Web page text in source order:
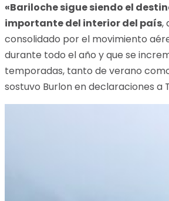
«Bariloche sigue siendo el
importante del interior del país,
consolidado por el movimiento
durante todo el año y que se
temporadas, tanto de verano
sostuvo Burlon en declaraciones a